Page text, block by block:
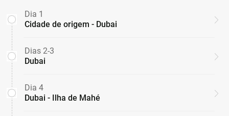
Dia 1
Cidade de origem - Dubai
Dias 2-3
Dubai
Dia 4
Dubai - Ilha de Mahé